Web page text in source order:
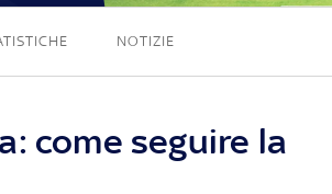
NOTIZIE
come seguire la